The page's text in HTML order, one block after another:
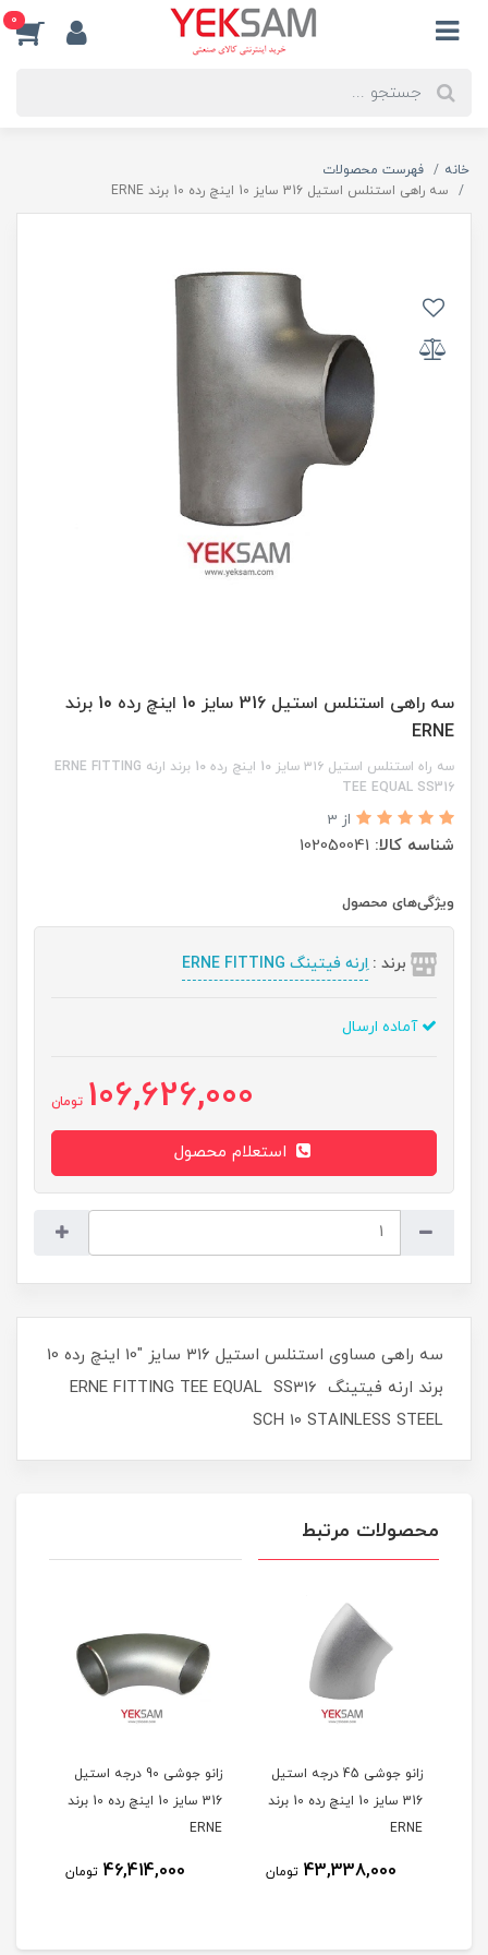
0
خانه
فهرست محصولات
سه راهی استنلس استیل 316 سایز 10 اینچ رده 10 برند ERNE
سه راهی استنلس استیل 316 سایز 10 اینچ رده 10 برند
ERNE
سه راه استنلس استیل ۳۱۶ سایز 10 اینچ رده 10 برند ارنه ERNE FITTING
TEE EQUAL SS316
از 3
شناسه کالا: 102050041
ویژگی‌های محصول
برند :اِرنه فیتینگ ERNE FITTING
آماده ارسال
106,626,000 تومان
سه راهی مساوی استنلس استیل ۳۱۶ سایز "10 اینچ رده 10
برند ارنه فیتینگ ERNE FITTING TEE EQUAL SS316
SCH 10 STAINLESS STEEL
محصولات مرتبط
زانو جوشی 45 درجه استیل
316 سایز 10 اینچ رده 10 برند
ERNE
43,338,000 تومان
زانو جوشی 90 درجه استیل
316 سایز 10 اینچ رده 10 برند
ERNE
46,414,000 تومان